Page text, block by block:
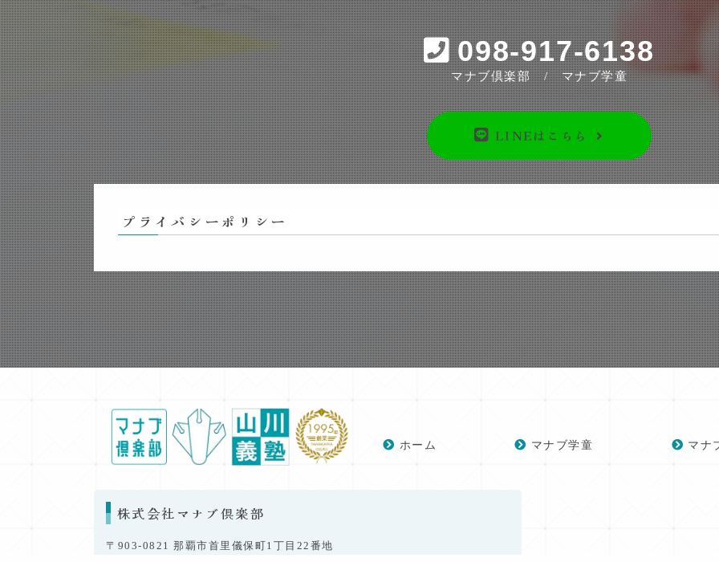
098-917-6138
マナブ倶楽部 / マナブ学童
LINEはこちら
プライバシーポリシー
ホーム マナブ学童 マナ
株式会社マナブ倶楽部
〒903-0821 那覇市首里儀保町1丁目22番地